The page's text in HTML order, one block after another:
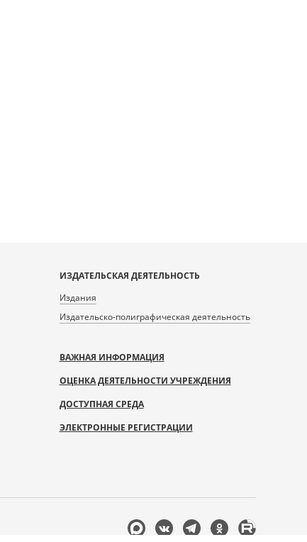
ИЗДАТЕЛЬСКАЯ ДЕЯТЕЛЬНОСТЬ
Издания
Издательско-полиграфическая деятельность
ВАЖНАЯ ИНФОРМАЦИЯ
ОЦЕНКА ДЕЯТЕЛЬНОСТИ УЧРЕЖДЕНИЯ
ДОСТУПНАЯ СРЕДА
ЭЛЕКТРОННЫЕ РЕГИСТРАЦИИ